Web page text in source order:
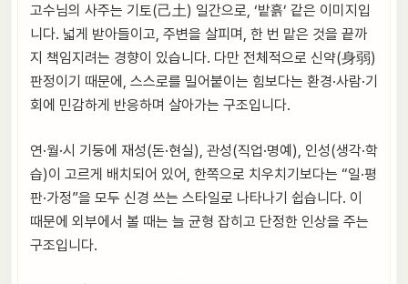
고수님의 사주는 기토(己土) 일간으로, ‘밭흙’ 같은 이미지입
니다. 넓게 받아들이고, 주변을 살피며, 한 번 맡은 것을 끝까
지 책임지려는 경향이 있습니다. 다만 전체적으로 신약(身弱)
판정이기 때문에, 스스로를 밀어붙이는 힘보다는 환경·사람·기
회에 민감하게 반응하며 살아가는 구조입니다.
연·월·시 기둥에 재성(돈·현실), 관성(직업·명예), 인성(생각·학
습)이 고르게 배치되어 있어, 한쪽으로 치우치기보다는 “일·평
판·가정”을 모두 신경 쓰는 스타일로 나타나기 쉽습니다. 이
때문에 외부에서 볼 때는 늘 균형 잡히고 단정한 인상을 주는
구조입니다.